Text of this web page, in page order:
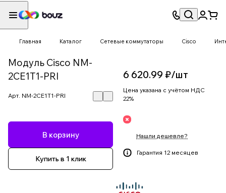
Главная Каталог Сетевые коммутаторы Cisco
Модуль Cisco NM-
2CE1T1-PRI
Арт. NM-2CE1T1-PRI
В корзину
Купить в 1 клик
6 620.99 ₽/шт
Цена указана с учётом НДС
22%
Нашли дешевле?
Гарантия 12 месяцев